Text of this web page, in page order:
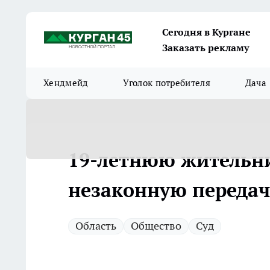
Сегодня в Кургане
Заказать рекламу
Хендмейд Уголок потребителя Дача
19-летнюю
незаконную
Область Общество Суд